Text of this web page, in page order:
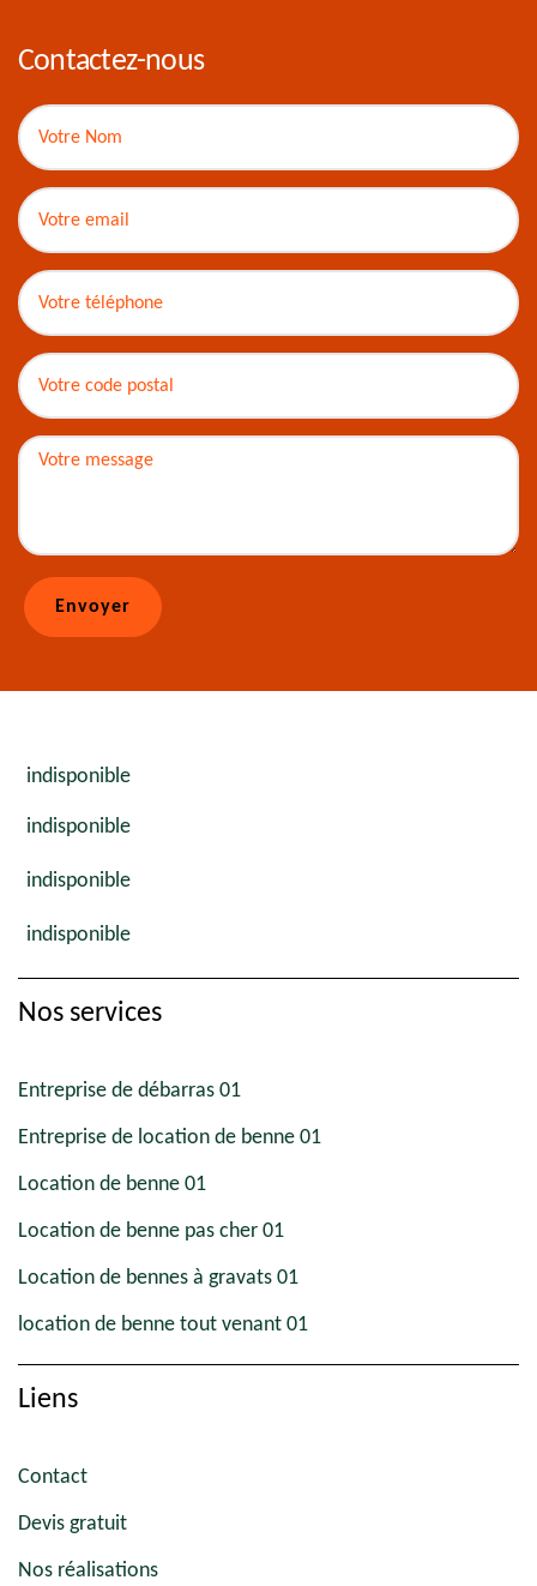
Contactez-nous
indisponible
indisponible
indisponible
indisponible
Nos services
Entreprise de débarras 01
Entreprise de location de benne 01
Location de benne 01
Location de benne pas cher 01
Location de bennes à gravats 01
location de benne tout venant 01
Liens
Contact
Devis gratuit
Nos réalisations